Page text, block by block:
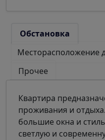
Обстановка
Месторасположение
Прочее
Квартира
проживания и
большие окна и
светлую и